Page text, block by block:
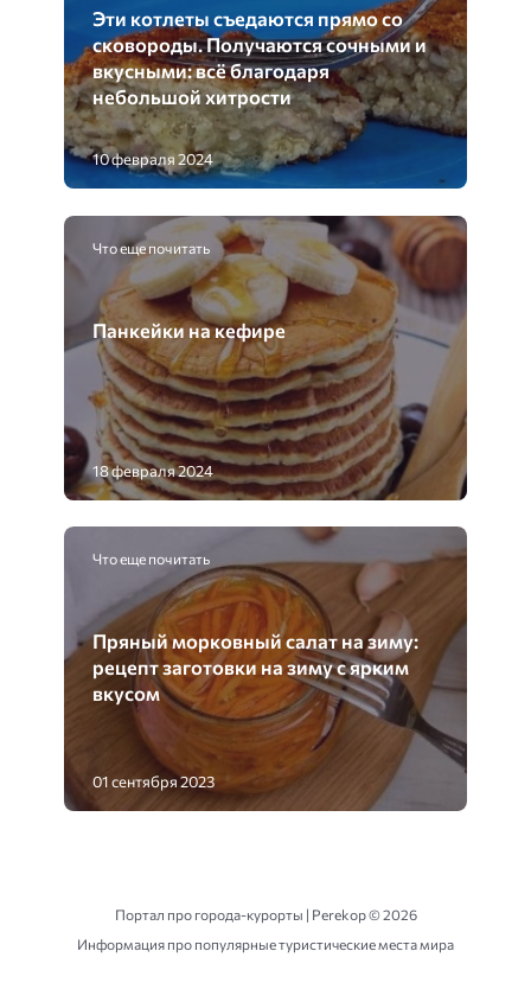
Эти котлеты съедаются прямо со
сковороды. Получаются сочными и
вкусными: всё благодаря
небольшой хитрости
10 февраля 2024
Что еще почитать
Панкейки на кефире
18 февраля 2024
Что еще почитать
Пряный морковный салат на зиму:
рецепт заготовки на зиму с ярким
вкусом
01 сентября 2023
Портал про города-курорты | Perekop ©2026
Информация про популярные туристические места мира